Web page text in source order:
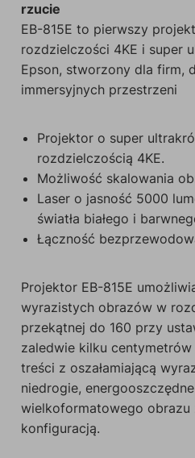
rzucie
EB-815E to pierwszy
rozdzielczości 4KE i super
Epson, stworzony dla firm,
immersyjnych przestrzeni
Projektor o super
rozdzielczością 4KE.
Możliwość skalowania
Laser o jasność 5000
światła białego i
Łączność
Projektor EB-815E
wyrazistych obrazów w
przekątnej do 160 przy
zaledwie kilku
treści z oszałamiającą
niedrogie,
wielkoformatowego obrazu
konfiguracją.